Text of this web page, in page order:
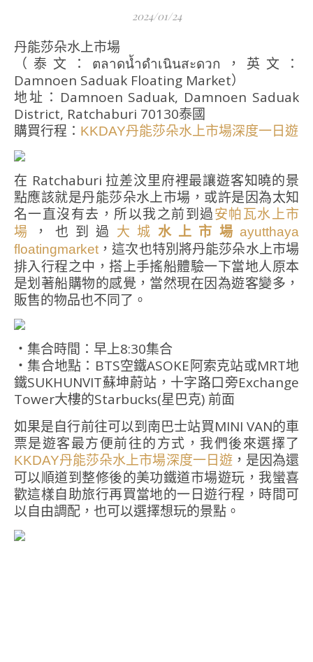
2024/01/24
丹能莎朵水上市場
（泰文：ตลาดน้ำดำเนินสะดวก，英文：
Damnoen Saduak Floating Market）
地址：Damnoen Saduak, Damnoen Saduak
District, Ratchaburi 70130泰國
購買行程： KKDAY丹能莎朵水上市場深度一日遊
在 Ratchaburi 拉差汶里府裡最讓遊客知曉的景
點應該就是丹能莎朵水上市場，或許是因為太知
名一直沒有去，所以我之前到過安帕瓦水上市
場
，也到過 大城 水上市場 ayutthaya
floatingmarket ，這次也特別將丹能莎朵水上市場
排入行程之中，搭上手搖船體驗一下當地人原本
是划著船購物的感覺，當然現在因為遊客變多，
販售的物品也不同了。
・集合時間：早上8:30集合
・集合地點：BTS空鐵ASOKE阿索克站或MRT地
鐵SUKHUNVIT蘇坤蔚站，十字路口旁Exchange
Tower大樓的Starbucks(星巴克) 前面
如果是自行前往可以到南巴士站買MINI VAN的車
票是遊客最方便前往的方式，我們後來選擇了
KKDAY丹能莎朵水上市場深度一日遊，是因為還
可以順道到整修後的美功鐵道市場遊玩，我蠻喜
歡這樣自助旅行再買當地的一日遊行程，時間可
以自由調配，也可以選擇想玩的景點。